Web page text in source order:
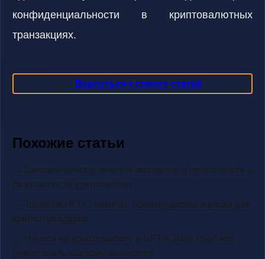
конфиденциальности в криптовалютных
транзакциях.
← Вернуться к списку статей
Похожие статьи
→ Биткоин-миксер: мнения экспертов о приватности и
безопасности криптовалют
→ Toobit без KYC: лимиты, преимущества и риски для
криптотрейдеров
→ Налоги на криптовалюту и NFT в 2024 году: что
нужно знать каждому инвестору